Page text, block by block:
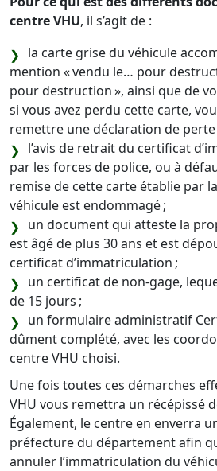
centre VHU, il s’agit de :
la carte grise du véhicule
mention « vendu le… pour
pour destruction », ainsi que de
si vous avez perdu cette carte,
remettre une déclaration de perte
l’avis de retrait du certificat
par les forces de police, ou à
remise de cette carte établie par
véhicule est endommagé ;
un document qui atteste la
est âgé de plus 30 ans et est
certificat d’immatriculation ;
un certificat de non-gage,
de 15 jours ;
un formulaire administratif
dûment complété, avec les
centre VHU choisi.
Une fois toutes ces démarches
VHU vous remettra un récépissé
Également, le centre en enverra
préfecture du département afin
annuler l’immatriculation du